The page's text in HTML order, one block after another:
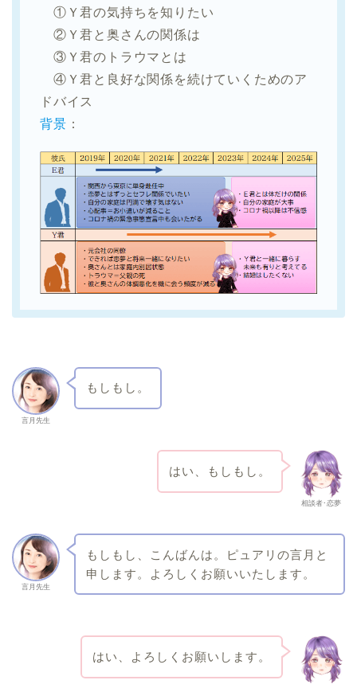
①Ｙ君の気持ちを知りたい
②Ｙ君と奥さんの関係は
③Ｙ君のトラウマとは
④Ｙ君と良好な関係を続けていくためのア
ドバイス
背景 ：
言月先生
もしもし。
相談者･恋夢
はい、もしもし。
言月先生
もしもし、こんばんは。ピュアリの言月と
申します。よろしくお願いいたします。
はい、よろしくお願いします。